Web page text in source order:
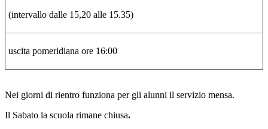
(intervallo dalle 15,20 alle 15.35)
uscita pomeridiana ore 16:00
Nei giorni di rientro funziona per gli alunni il servizio mensa.
Il Sabato la scuola rimane chiusa.